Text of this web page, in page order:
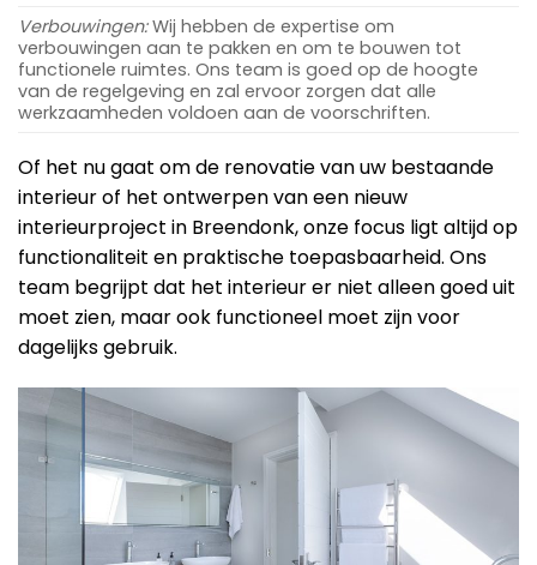
Verbouwingen:Wij hebben de expertise om
verbouwingen aan te pakken en om te bouwen tot
functionele ruimtes. Ons team is goed op de hoogte
van de regelgeving en zal ervoor zorgen dat alle
werkzaamheden voldoen aan de voorschriften.
Of het nu gaat om de renovatie van uw bestaande
interieur of het ontwerpen van een nieuw
interieurproject in Breendonk, onze focus ligt altijd op
functionaliteit en praktische toepasbaarheid. Ons
team begrijpt dat het interieur er niet alleen goed uit
moet zien, maar ook functioneel moet zijn voor
dagelijks gebruik.